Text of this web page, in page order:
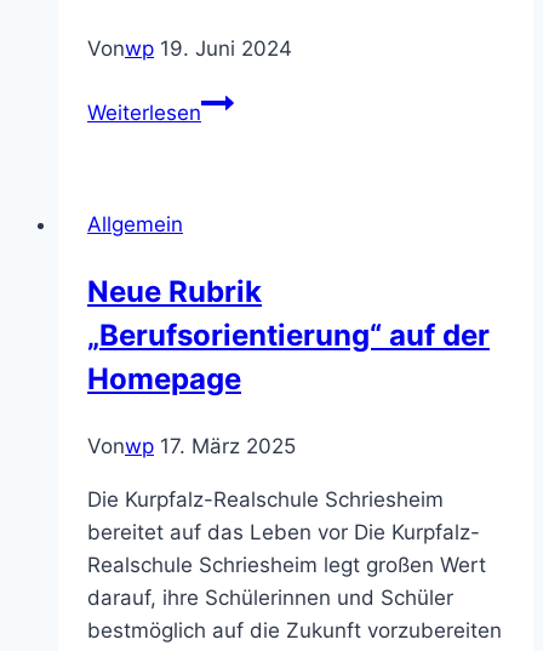
Vonwp 19. Juni 2024
WeiterlesenWir
Daumen!!
Allgemein
Neue Rubrik
„Berufsorientierung“ auf der
Homepage
Vonwp 17. März 2025
Die Kurpfalz-Realschule Schriesheim
bereitet auf das Leben vor Die Kurpfalz-
Realschule Schriesheim legt großen Wert
darauf, ihre Schülerinnen und Schüler
bestmöglich auf die Zukunft vorzubereiten